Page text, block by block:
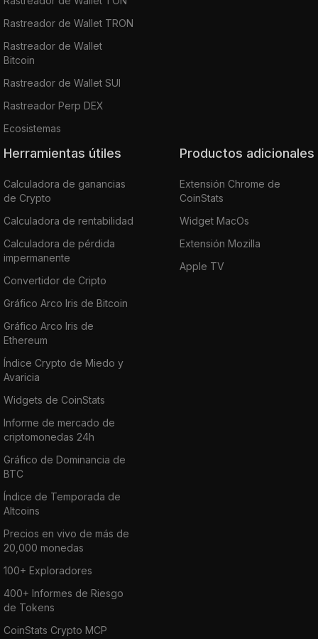
Rastreador de Wallet TRON
Rastreador de Wallet
Bitcoin
Rastreador de Wallet SUI
Rastreador Perp DEX
Ecosistemas
Herramientas útiles
Calculadora de ganancias
de Crypto
Calculadora de rentabilidad
Calculadora de pérdida
impermanente
Convertidor de Cripto
Gráfico Arco Iris de Bitcoin
Gráfico Arco Iris de
Ethereum
Índice Crypto de Miedo y
Avaricia
Widgets de CoinStats
Informe de mercado de
criptomonedas 24h
Gráfico de Dominancia de
BTC
Índice de Temporada de
Altcoins
Precios en vivo de más de
20,000 monedas
100+ Exploradores
400+ Informes de Riesgo
de Tokens
CoinStats Crypto MCP
Productos adicionales
Extensión Chrome de
CoinStats
Widget MacOs
Extensión Mozilla
Apple TV